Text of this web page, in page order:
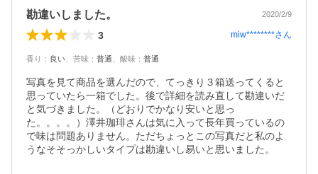
勘違いしました。 2020/2/9
3 miw********さん
香り ： 良い 苦味 ： 普通 酸味 ： 普通
写真を見て商品を選んだので、てっきり３箱送ってくると
思っていたら一箱でした。後で詳細を読み直して勘違いだ
と気づきました。（どおりでかなり安いと思っ
た。。。。）澤井珈琲さんは気に入って長年買っているの
で味は問題ありません。ただちょっとこの写真だと私のよ
うなそそっかしいタイプは勘違いし易いと思いました。